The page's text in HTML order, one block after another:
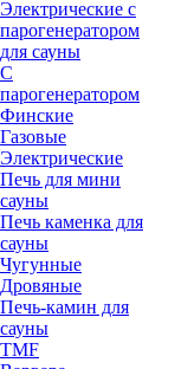
Электрические с
парогенератором
сауны
С
парогенератором
Финские
Газовые
Электрические
Печь для мини
сауны
Печь каменка для
сауны
Чугунные
Дровяные
Печь-камин для
сауны
TMF